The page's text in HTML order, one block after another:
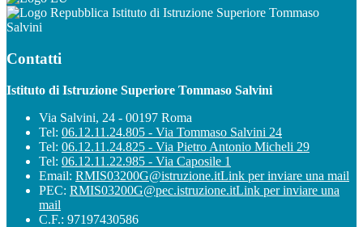
Istituto di Istruzione Superiore Tommaso
Salvini
Contatti
Istituto di Istruzione Superiore Tommaso Salvini
Via Salvini, 24 - 00197 Roma
Tel: 06.12.11.24.805 - Via Tommaso Salvini 24
Tel: 06.12.11.24.825 - Via Pietro Antonio Micheli 29
Tel: 06.12.11.22.985 - Via Caposile 1
Email: RMIS03200G@istruzione.itLink per inviare una mail
PEC: RMIS03200G@pec.istruzione.itLink per inviare una
mail
C.F.: 97197430586